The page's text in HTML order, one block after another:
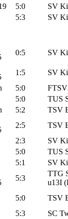
5:0
SV
5:3
SV
0:5 SV
1:5
SV
5:0
5:0
TUS
5:2
TSV
2:5
TSV
2:3
SV
5:0
TUS
5:1
SV
5:3
TTG
u13I
5:0
TSV
5:3
SC